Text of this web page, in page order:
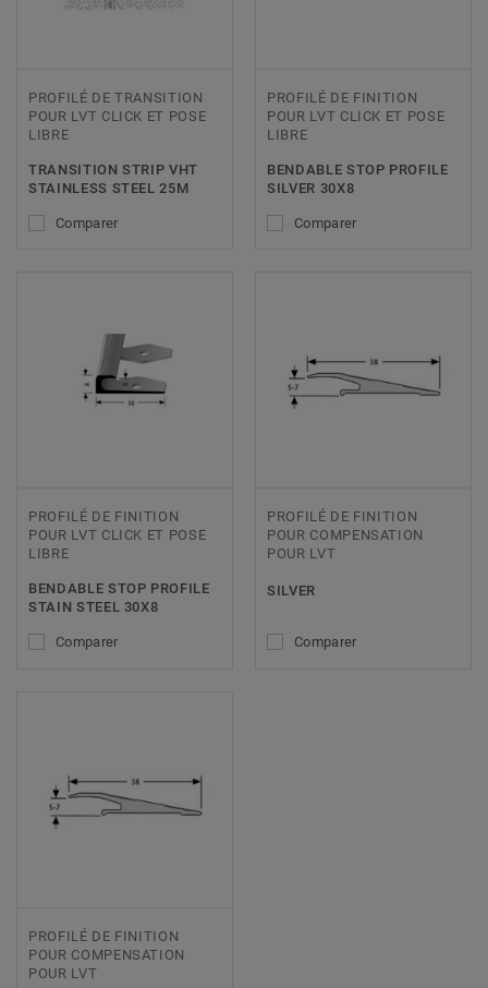
PROFILÉ DE TRANSITION
POUR LVT CLICK ET POSE
LIBRE
TRANSITION STRIP VHT
STAINLESS STEEL 25M
Comparer
PROFILÉ DE FINITION
POUR LVT CLICK ET POSE
LIBRE
BENDABLE STOP PROFILE
SILVER 30X8
Comparer
PROFILÉ DE FINITION
POUR LVT CLICK ET POSE
LIBRE
BENDABLE STOP PROFILE
STAIN STEEL 30X8
Comparer
PROFILÉ DE FINITION
POUR COMPENSATION
POUR LVT
SILVER
Comparer
PROFILÉ DE FINITION
POUR COMPENSATION
POUR LVT